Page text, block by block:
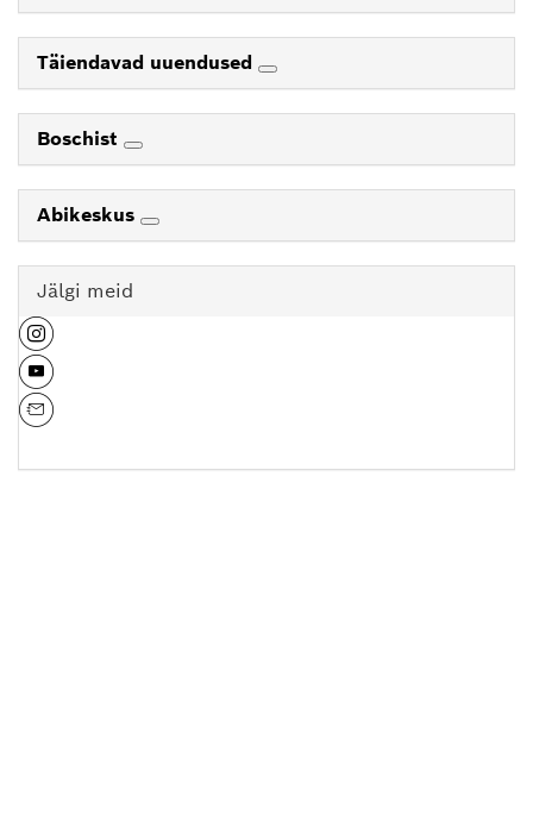
Täiendavad uuendused
Boschist
Abikeskus
Jälgi meid